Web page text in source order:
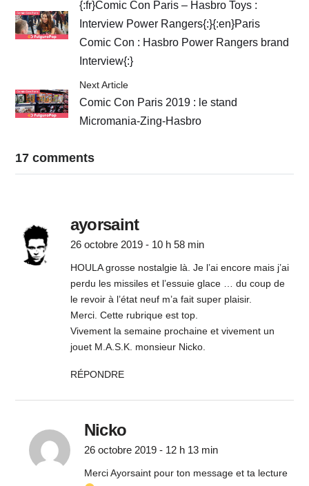
{:fr}Comic Con Paris – Hasbro Toys :
Interview Power Rangers{:}{:en}Paris
Comic Con : Hasbro Power Rangers brand
Interview{:}
Next Article
Comic Con Paris 2019 : le stand
Micromania-Zing-Hasbro
17 comments
ayorsaint
26 octobre 2019 - 10 h 58 min
HOULA grosse nostalgie là. Je l’ai encore mais j’ai
perdu les missiles et l’essuie glace … du coup de
le revoir à l’état neuf m’a fait super plaisir.
Merci. Cette rubrique est top.
Vivement la semaine prochaine et vivement un
jouet M.A.S.K. monsieur Nicko.
RÉPONDRE
Nicko
26 octobre 2019 - 12 h 13 min
Merci Ayorsaint pour ton message et ta lecture